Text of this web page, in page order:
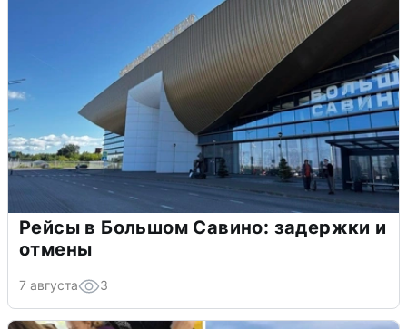
Рейсы в Большом Савино: задержки и
отмены
7 августа 3